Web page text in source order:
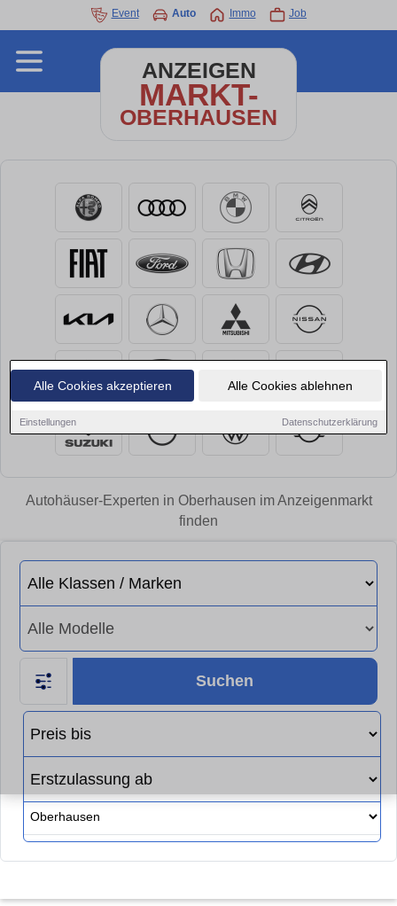
Alle Cookies akzeptieren Alle Cookies ablehnen
Einstellungen Datenschutzerklärung
Event Auto Immo Job
ANZEIGEN
MARKT-
OBERHAUSEN
Autohäuser-Experten in Oberhausen im Anzeigenmarkt
finden
Suchen